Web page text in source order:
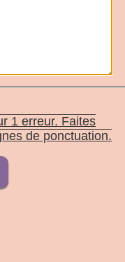
1 erreur. Faites
de ponctuation.